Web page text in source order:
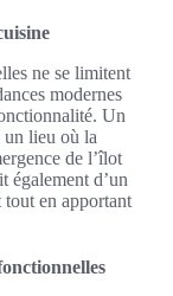
ne se limitent
modernes
Un
un lieu où la
de l’îlot
également d’un
tout en apportant